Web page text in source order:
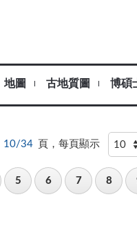
地圖 古地質圖 博碩
10/34 頁，每頁顯示
5 6 7 8